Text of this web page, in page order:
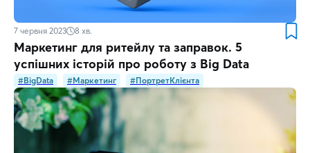
7 червня 2023 8 хв.
Маркетинг для ритейлу та заправок. 5
успішних історій про роботу з Big Data
#BigData #Маркетинг #ПортретКлієнта